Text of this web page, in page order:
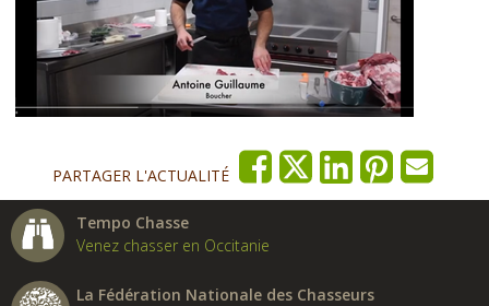
PARTAGER L'ACTUALITÉ
Tempo Chasse
Venez chasser en Occitanie
La Fédération Nationale des Chasseurs